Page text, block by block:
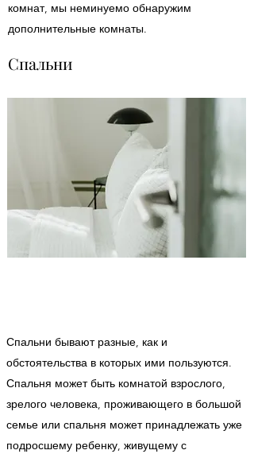
комнат, мы неминуемо обнаружим
дополнительные комнаты.
Спальни
Спальни бывают разные, как и
обстоятельства в которых ими пользуются.
Спальня может быть комнатой взрослого,
зрелого человека, проживающего в большой
семье или спальня может принадлежать уже
подросшему ребенку, живущему с